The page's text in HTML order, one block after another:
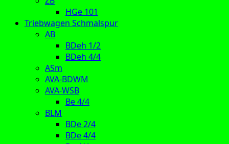
HGe 101
Triebwagen Schmalspur
AB
BDeh 1/2
BDeh 4/4
ASm
AVA-BDWM
AVA-WSB
Be 4/4
BLM
BDe 2/4
BDe 4/4